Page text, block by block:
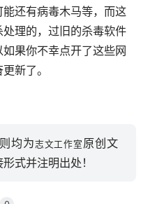
还有病毒木马等，而这
理的，过旧的杀毒软件
果你不幸点开了这些网
新了。
均为志文工作室 原创文
式并注明出处！